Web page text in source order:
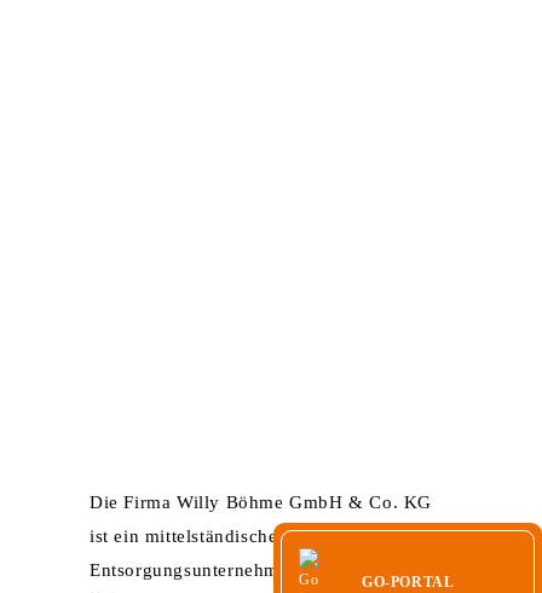
GO-PORTAL
Die Firma Willy Böhme GmbH & Co. KG
ist ein mittelständisches, familiengeführtes
Entsorgungsunternehmen mit Stammsitz in